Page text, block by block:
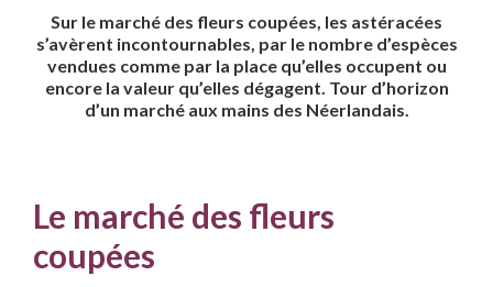
Sur le marché des fleurs coupées, les astéracées
s’avèrent incontournables, par le nombre d’espèces
vendues comme par la place qu’elles occupent ou
encore la valeur qu’elles dégagent. Tour d’horizon
d’un marché aux mains des Néerlandais.
Le marché des fleurs
coupées